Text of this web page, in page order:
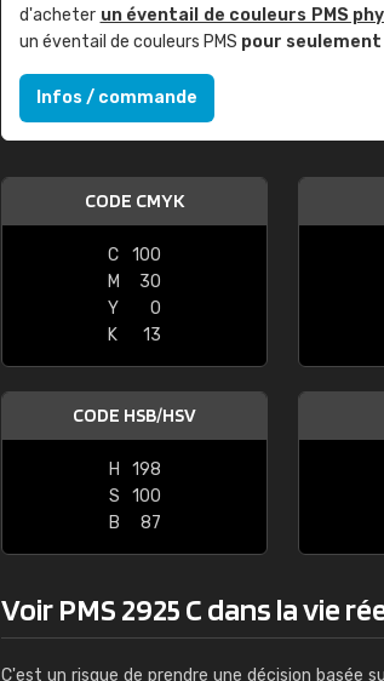
d'acheter un éventail de couleurs PMS
un éventail de couleurs PMS pour seulement
Infos / commande
CODE CMYK
C
100
M
30
Y
0
K
13
CODE HSB/HSV
H
198
S
100
B
87
Voir PMS 2925 C dans la vie
C'est un risque de prendre une décision basée